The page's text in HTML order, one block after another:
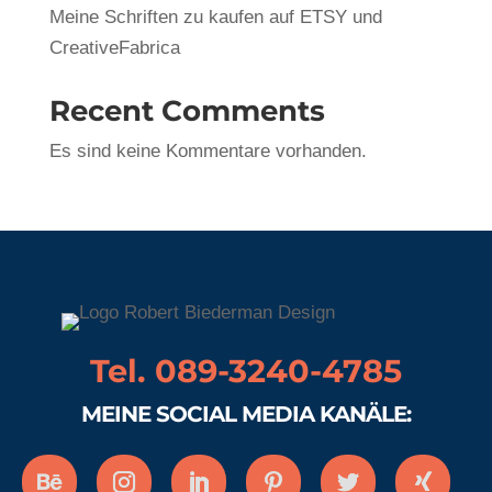
Meine Schriften zu kaufen auf ETSY und
CreativeFabrica
Recent Comments
Es sind keine Kommentare vorhanden.
Tel. 089-3240-4785
MEINE SOCIAL MEDIA KANÄLE: